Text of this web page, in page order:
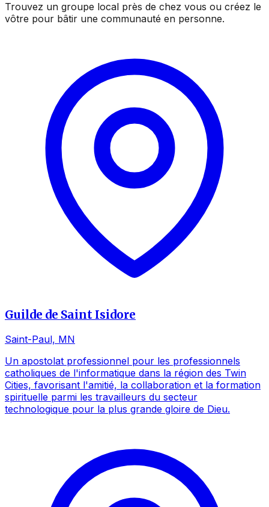
Trouvez un groupe local près de chez vous ou créez le
vôtre pour bâtir une communauté en personne.
Guilde de Saint Isidore
Saint-Paul, MN
Un apostolat professionnel pour les professionnels
catholiques de l'informatique dans la région des Twin
Cities, favorisant l'amitié, la collaboration et la formation
spirituelle parmi les travailleurs du secteur
technologique pour la plus grande gloire de Dieu.